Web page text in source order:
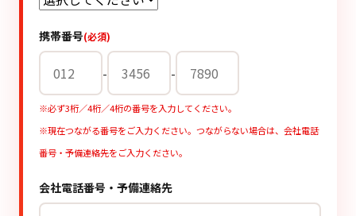
携帯番号(必須)
- -
※必ず3桁／4桁／4桁の番号を入力してください。
※現在つながる番号をご入力ください。つながらない場合は、会社電話
番号・予備連絡先をご入力ください。
会社電話番号・予備連絡先